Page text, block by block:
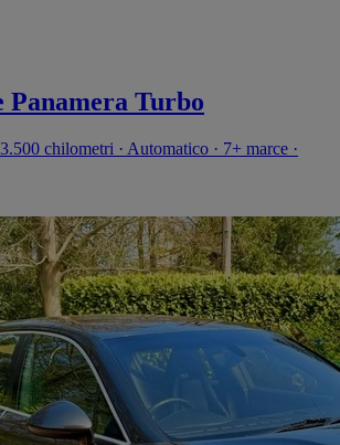
Panamera Turbo
chilometri · Automatico · 7+ marce ·